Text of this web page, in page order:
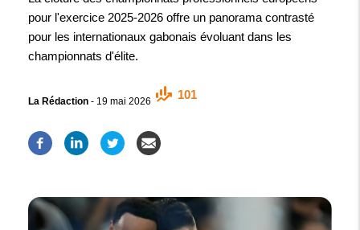
pour l'exercice 2025-2026 offre un panorama contrasté
pour les internationaux gabonais évoluant dans les
championnats d'élite.
La Rédaction - 19 mai 2026
101